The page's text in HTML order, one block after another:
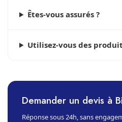
Êtes-vous assurés ?
Utilisez-vous des
Demander un devis à
Réponse sous 24h, sans